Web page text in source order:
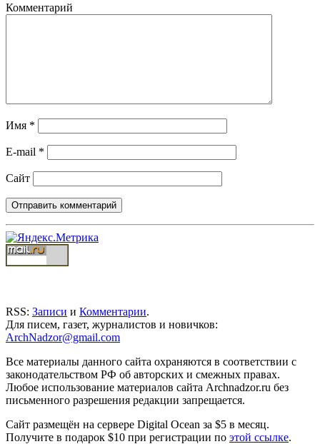
Комментарий
Имя *
E-mail *
Сайт
RSS: Записи и Комментарии.
Для писем, газет, журналистов и новичков:
ArchNadzor@gmail.com
Все материалы данного сайта охраняются в соответствии с
законодательством РФ об авторских и смежных правах.
Любое использование материалов сайта Archnadzor.ru без
письменного разрешения редакции запрещается.
Сайт размещён на сервере Digital Ocean за $5 в месяц.
Получите в подарок $10 при регистрации по этой ссылке.